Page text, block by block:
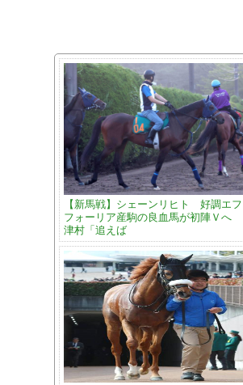
【新馬戦】シェーンリヒト 好調エフ
フォーリア産駒の良血馬が初陣Ｖへ
津村「追えば